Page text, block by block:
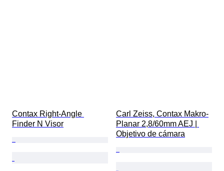
Contax Right-Angle
Finder N Visor
Carl Zeiss, Contax Makro-
Planar 2,8/60mm AEJ |
Objetivo de cámara